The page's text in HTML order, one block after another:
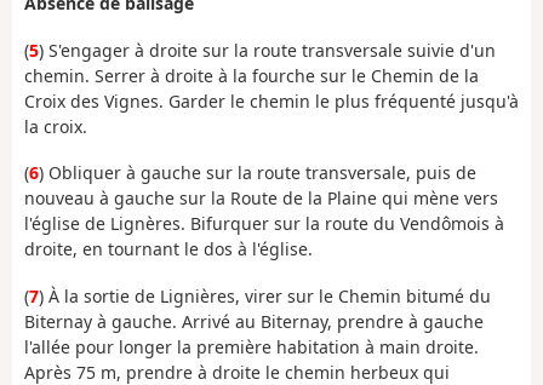
(5) S'engager à droite sur la route transversale suivie d'un
chemin. Serrer à droite à la fourche sur le Chemin de la
Croix des Vignes. Garder le chemin le plus fréquenté jusqu'à
la croix.
(6) Obliquer à gauche sur la route transversale, puis de
nouveau à gauche sur la Route de la Plaine qui mène vers
l'église de Lignères. Bifurquer sur la route du Vendômois à
droite, en tournant le dos à l'église.
(7) À la sortie de Lignières, virer sur le Chemin bitumé du
Biternay à gauche. Arrivé au Biternay, prendre à gauche
l'allée pour longer la première habitation à main droite.
Après 75 m, prendre à droite le chemin herbeux qui